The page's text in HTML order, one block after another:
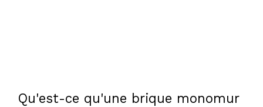
Qu'est-ce qu'une brique monomur